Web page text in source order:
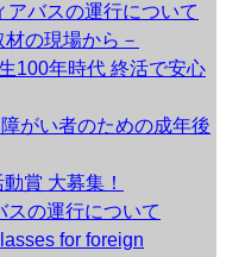
アバスの運行について
の現場から－
100年時代 終活で安心
がい者のための成年後
賞 大募集！
スの運行について
for foreign